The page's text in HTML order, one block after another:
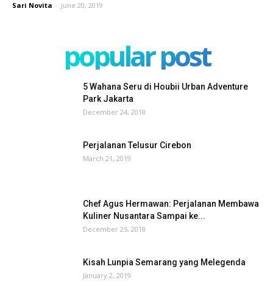
Sari Novita - June 20, 2019
popular post
5 Wahana Seru di Houbii Urban Adventure
Park Jakarta
December 24, 2018
Perjalanan Telusur Cirebon
March 21, 2019
Chef Agus Hermawan: Perjalanan Membawa
Kuliner Nusantara Sampai ke...
December 25, 2018
Kisah Lunpia Semarang yang Melegenda
January 2, 2019